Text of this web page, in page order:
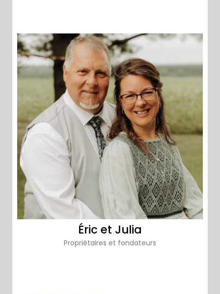
Éric et Julia
Propriétaires et fondateurs